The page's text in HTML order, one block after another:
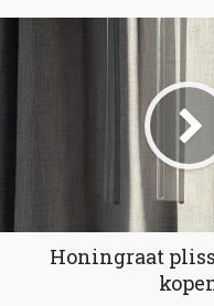
Honingraat